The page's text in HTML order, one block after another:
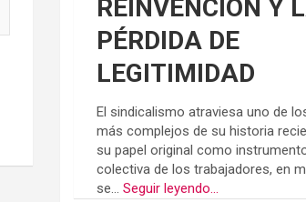
REINVENCION Y
PÉRDIDA DE
LEGITIMIDAD
El sindicalismo atraviesa uno de
más complejos de su historia
su papel original como
colectiva de los trabajadores, en
se...Seguir leyendo...